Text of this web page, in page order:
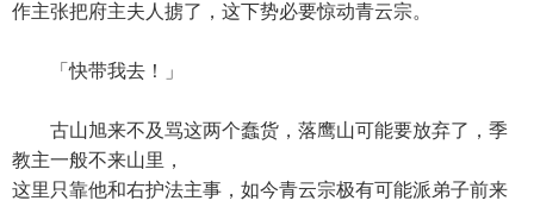
作主张把府主夫人掳了，这下势必要惊动青云宗。
「快带我去！」
古山旭来不及骂这两个蠢货，落鹰山可能要放弃了，季
教主一般不来山里，
这里只靠他和右护法主事，如今青云宗极有可能派弟子前来